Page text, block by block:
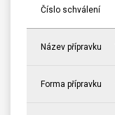
Číslo schválení
Název přípravku
Forma přípravku